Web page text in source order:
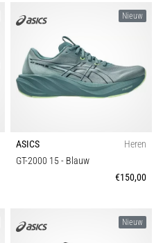
Nieuw
ASICS
Heren
GT-2000 15- Blauw
€150,00
Nieuw